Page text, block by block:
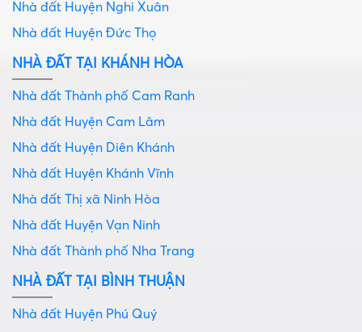
Nhà đất Huyện Nghi Xuân
Nhà đất Huyện Đức Thọ
NHÀ ĐẤT TẠI KHÁNH HÒA
Nhà đất Thành phố Cam Ranh
Nhà đất Huyện Cam Lâm
Nhà đất Huyện Diên Khánh
Nhà đất Huyện Khánh Vĩnh
Nhà đất Thị xã Ninh Hòa
Nhà đất Huyện Vạn Ninh
Nhà đất Thành phố Nha Trang
NHÀ ĐẤT TẠI BÌNH THUẬN
Nhà đất Huyện Phú Quý